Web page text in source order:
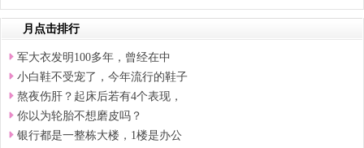
月点击排行
军大衣发明100多年，曾经在中
小白鞋不受宠了，今年流行的鞋子
熬夜伤肝？起床后若有4个表现，
你以为轮胎不想磨皮吗？
银行都是一整栋大楼，1楼是办公